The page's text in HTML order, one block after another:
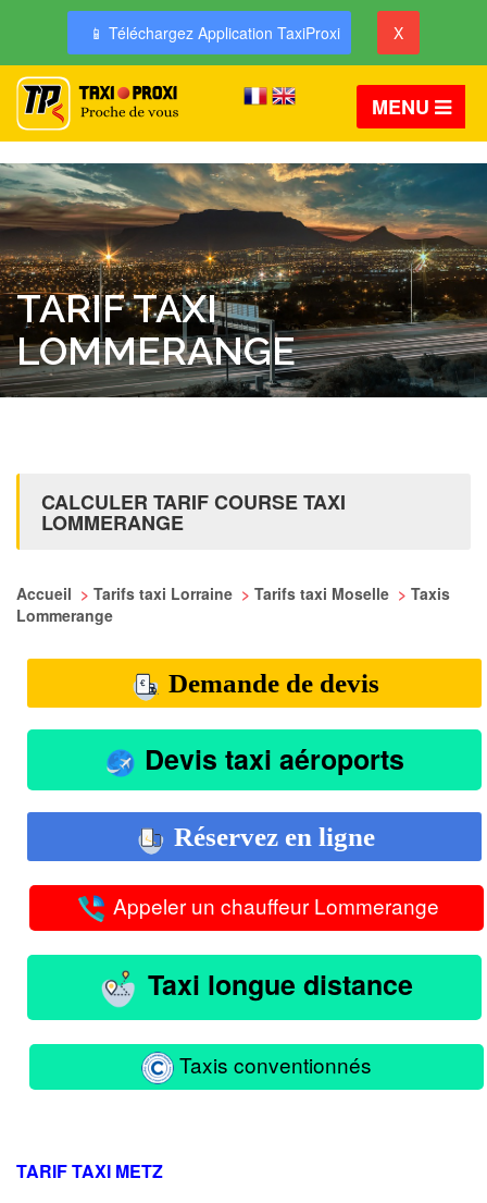
📱 Téléchargez Application TaxiProxi X
MENU
TARIF TAXI
LOMMERANGE
CALCULER TARIF COURSE TAXI
LOMMERANGE
Accueil > Tarifs taxi Lorraine > Tarifs taxi Moselle > Taxis
Lommerange
Demande de devis
Devis taxi aéroports
Réservez en ligne
Appeler un chauffeur Lommerange
Taxi longue distance
Taxis conventionnés
TARIF TAXI METZ